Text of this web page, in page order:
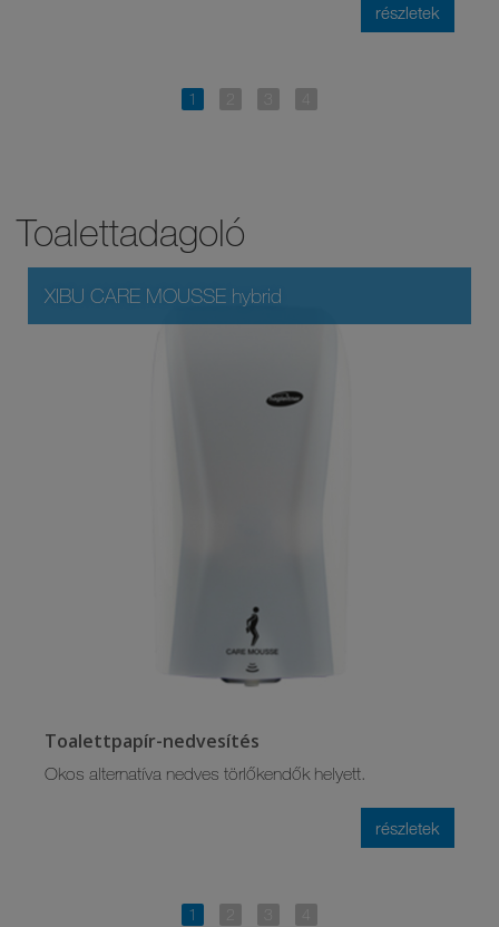
részletek
Toalettadagoló
XIBU CARE MOUSSE hybrid
részletek
Toalettpapír-nedvesítés
Okos alternatíva nedves törlőkendők helyett.